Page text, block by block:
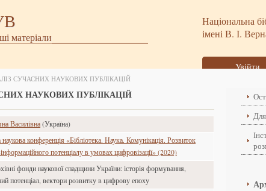
матеріали
Національна
імені В. І.
Увійти
СУЧАСНИХ НАУКОВИХ ПУБЛІКАЦІЙ
НАУКОВИХ ПУБЛІКАЦІЙ
Василівна (Україна)
конференція «Бібліотека. Наука. Комунікація. Розвиток
інформаційного потенціалу в умовах цифровізації» (2020)
фонди наукової спадщини України: історія формування,
потенціал, вектори розвитку в цифрову епоху